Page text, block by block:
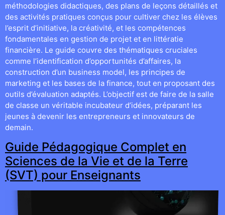
méthodologies didactiques, des plans de leçons détaillés et
des activités pratiques conçus pour cultiver chez les élèves
l’esprit d’initiative, la créativité, et les compétences
fondamentales en gestion de projet et en littératie
financière. Le guide couvre des thématiques cruciales
comme l’identification d’opportunités d’affaires, la
construction d’un business model, les principes de
marketing et les bases de la finance, tout en proposant des
outils d’évaluation adaptés. L’objectif est de faire de la salle
de classe un véritable incubateur d’idées, préparant les
jeunes à devenir les entrepreneurs et innovateurs de
demain.
Guide Pédagogique Complet en
Sciences de la Vie et de la Terre
(SVT) pour Enseignants